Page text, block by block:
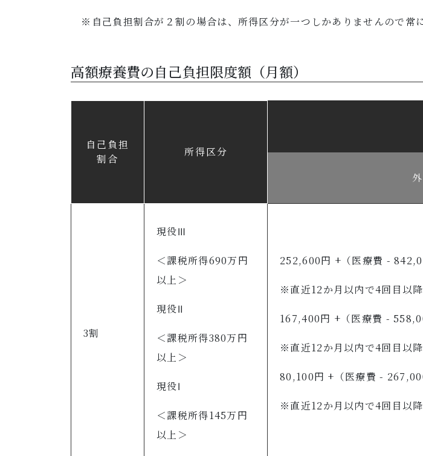
※自己負担割合が２割の場合は、所得区分が一つしかありませんので常
高額療養費の自己負担限度額（月額）
自己負担
割合
所得区分
3割
現役Ⅲ
＜課税所得690万円
以上＞
現役Ⅱ
＜課税所得380万円
以上＞
現役Ⅰ
＜課税所得145万円
以上＞
252,600円 +（医療費 -
※直近12か月以内で4回目以
167,400円 +（医療費 -
※直近12か月以内で4回目以
80,100円 +（医療費 -
※直近12か月以内で4回目以